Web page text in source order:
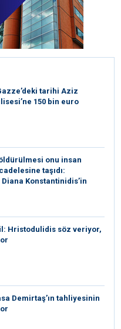
tarihi Aziz
150 bin euro
onu insan
taşıdı:
Konstantinidis’in
Hristodulidis söz veriyor,
Demirtaş’ın tahliyesinin